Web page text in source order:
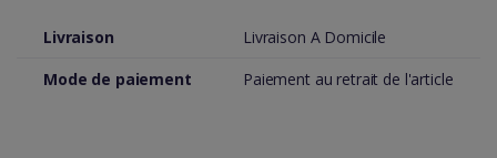
Livraison
Livraison A Domicile
Mode de paiement
Paiement au retrait de l'article